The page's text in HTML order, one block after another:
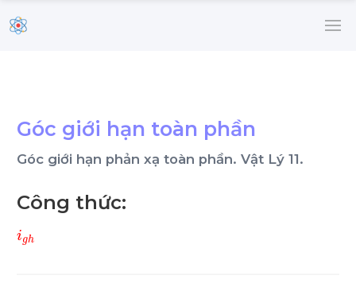
Góc giới hạn toàn phần
Góc giới hạn phản xạ toàn phần. Vật Lý 11.
Công thức:
i